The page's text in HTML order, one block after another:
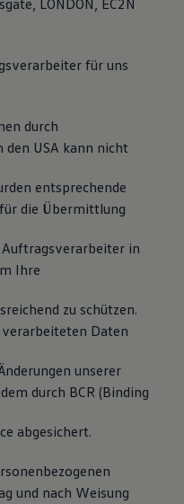
LONDON, EC2N
für uns
durch
den USA kann nicht
entsprechende
die Übermittlung
in
Ihre
zu schützen.
Daten
unserer
durch BCR (Binding
abgesichert.
und nach Weisung